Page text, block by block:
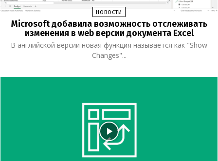
НОВОСТИ
Microsoft добавила возможность отслеживать
изменения в web версии документа Excel
В английской версии новая функция называется как "Show
Changes"...